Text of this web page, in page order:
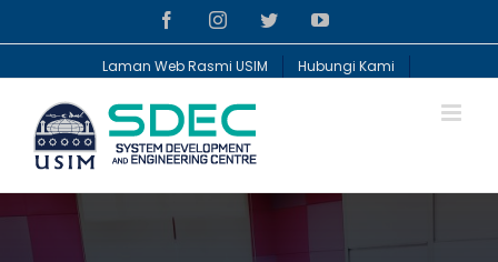
FacebookInstagramTwitterYouTube
Laman Web Rasmi USIM Hubungi Kami